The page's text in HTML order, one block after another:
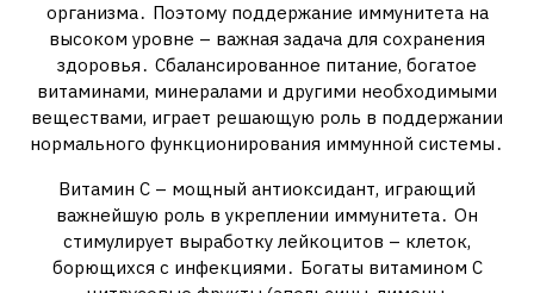
организма․ Поэтому поддержание иммунитета на
высоком уровне – важная задача для сохранения
здоровья․ Сбалансированное питание, богатое
витаминами, минералами и другими необходимыми
веществами, играет решающую роль в поддержании
нормального функционирования иммунной системы․
Витамин С – мощный антиоксидант, играющий
важнейшую роль в укреплении иммунитета․ Он
стимулирует выработку лейкоцитов – клеток,
борющихся с инфекциями․ Богаты витамином С